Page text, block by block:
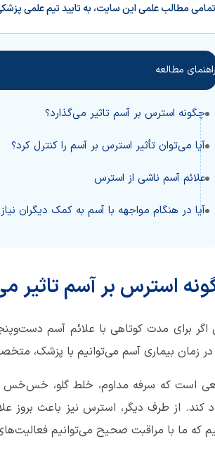
تمامی مطالب علمی این سایت، به تایید تیم علمی
راهنمای مطالعه
چگونه استرس بر آسم تاثیر می‌گذارد؟
آیا می‌توان تأثیر استرس بر آسم را کنترل کرد؟
علائم آسم ناشی از استرس
آیا در هنگام مواجهه با آسم به کمک دیگران
استرس بر آسم تاثیر
برای مدت کوتاهی با علائم آسم
در زمان بیماری آسم می‌توانیم با پزشک،
است که سرفه مداوم، خلط گلو، خس‌خس
کند. از طرف دیگر، استرس نیز باعث
که ما با مراقبت صحیح می‌توانیم